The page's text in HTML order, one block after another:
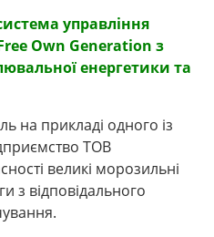
управління
Own Generation з
енергетики та
на прикладі одного із
ТОВ
великі морозильні
з відповідального